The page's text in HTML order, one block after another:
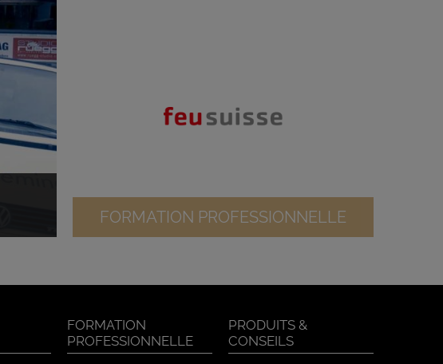
FORMATION PROFESSIONNELLE
FORMATION
PROFESSIONNELLE
PRODUITS &
CONSEILS